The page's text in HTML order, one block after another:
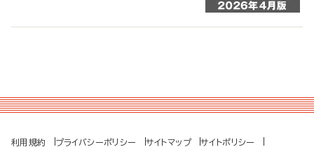
利用規約 プライバシーポリシー サイトマップ サイトポリシー